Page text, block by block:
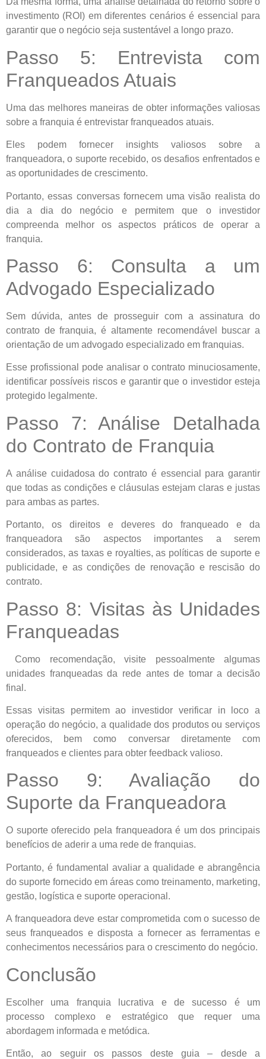
investimento (ROI) em diferentes cenários é essencial para
garantir que o negócio seja sustentável a longo prazo.
Passo 5: Entrevista com
Franqueados Atuais
Uma das melhores maneiras de obter informações valiosas
sobre a franquia é entrevistar franqueados atuais.
Eles podem fornecer insights valiosos sobre a
franqueadora, o suporte recebido, os desafios enfrentados e
as oportunidades de crescimento.
Portanto, essas conversas fornecem uma visão realista do
dia a dia do negócio e permitem que o investidor
compreenda melhor os aspectos práticos de operar a
franquia.
Passo 6: Consulta a um
Advogado Especializado
Sem dúvida, antes de prosseguir com a assinatura do
contrato de franquia, é altamente recomendável buscar a
orientação de um advogado especializado em franquias.
Esse profissional pode analisar o contrato minuciosamente,
identificar possíveis riscos e garantir que o investidor esteja
protegido legalmente.
Passo 7: Análise Detalhada
do Contrato de Franquia
A análise cuidadosa do contrato é essencial para garantir
que todas as condições e cláusulas estejam claras e justas
para ambas as partes.
Portanto, os direitos e deveres do franqueado e da
franqueadora são aspectos importantes a serem
considerados, as taxas e royalties, as políticas de suporte e
publicidade, e as condições de renovação e rescisão do
contrato.
Passo 8: Visitas às Unidades
Franqueadas
Como recomendação, visite pessoalmente algumas
unidades franqueadas da rede antes de tomar a decisão
final.
Essas visitas permitem ao investidor verificar in loco a
operação do negócio, a qualidade dos produtos ou serviços
oferecidos, bem como conversar diretamente com
franqueados e clientes para obter feedback valioso.
Passo 9: Avaliação do
Suporte da Franqueadora
O suporte oferecido pela franqueadora é um dos principais
benefícios de aderir a uma rede de franquias.
Portanto, é fundamental avaliar a qualidade e abrangência
do suporte fornecido em áreas como treinamento, marketing,
gestão, logística e suporte operacional.
A franqueadora deve estar comprometida com o sucesso de
seus franqueados e disposta a fornecer as ferramentas e
conhecimentos necessários para o crescimento do negócio.
Conclusão
Escolher uma franquia lucrativa e de sucesso é um
processo complexo e estratégico que requer uma
abordagem informada e metódica.
Então, ao seguir os passos deste guia – desde a